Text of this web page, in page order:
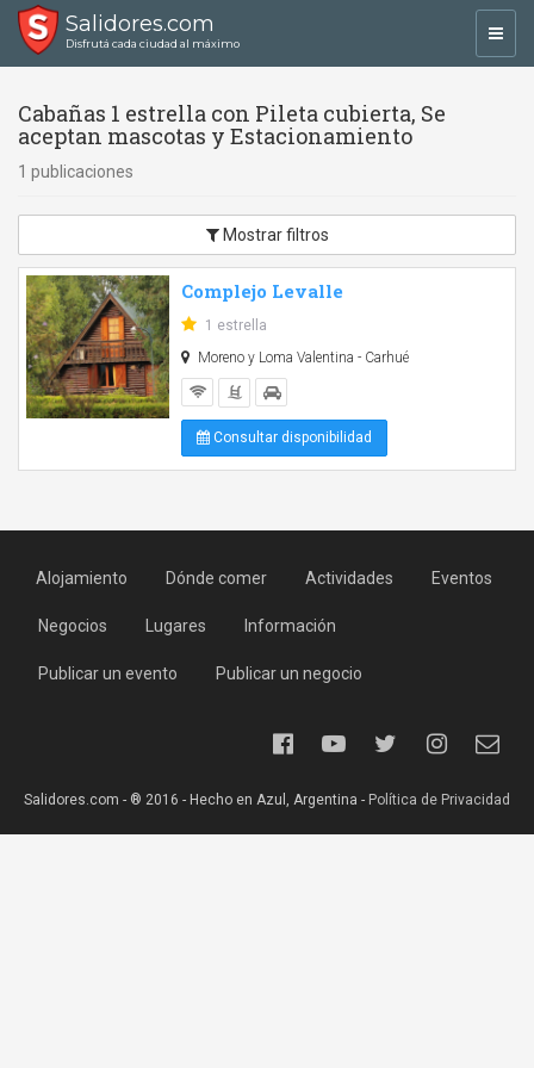
Salidores.com
Disfrutá cada ciudad al máximo
Cabañas 1 estrella con Pileta cubierta, Se
aceptan mascotas y Estacionamiento
1 publicaciones
Mostrar filtros
Complejo Levalle
1 estrella
Moreno y Loma Valentina - Carhué
Consultar disponibilidad
Alojamiento Dónde comer Actividades Eventos
Negocios Lugares Información
Publicar un evento Publicar un negocio
Salidores.com - ® 2016 - Hecho en Azul, Argentina - Política de Privacidad